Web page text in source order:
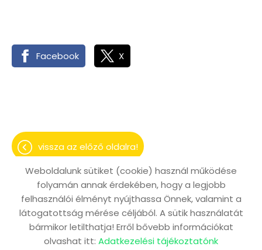
Facebook X
vissza az előző oldalra!
Oldal információk
Adatkezelési tájékoztató
Impresszum
Sütik kezelése
Weboldalunk sütiket (cookie) használ működése
folyamán annak érdekében, hogy a legjobb
felhasználói élményt nyújthassa Önnek, valamint a
látogatottság mérése céljából. A sütik használatát
bármikor letilthatja! Erről bővebb információkat
olvashat itt: Adatkezelési tájékoztatónk